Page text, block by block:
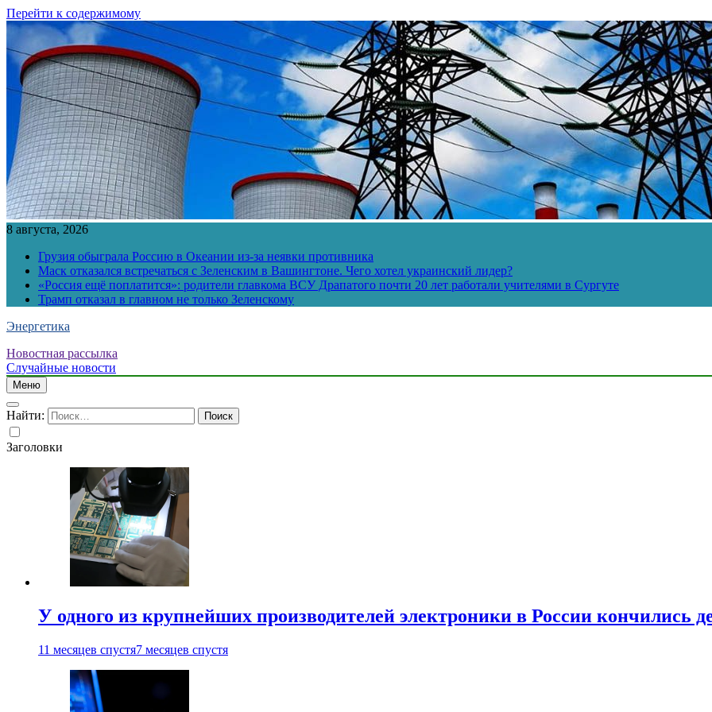
Перейти к содержимому
8 августа, 2026
Грузия обыграла Россию в Океании из-за неявки противника
Маск отказался встречаться с Зеленским в Вашингтоне. Чего хотел украинский лидер?
«Россия ещё поплатится»: родители главкома ВСУ Драпатого почти 20 лет работали учителями в Сургуте
Трамп отказал в главном не только Зеленскому
Энергетика
Новостная рассылка
Случайные новости
Меню
Найти:
Заголовки
У одного из крупнейших производителей электроники в России кончились
11 месяцев спустя7 месяцев спустя